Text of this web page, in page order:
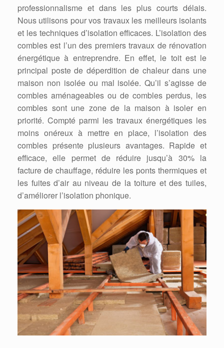
professionnalisme et dans les plus courts délais.
Nous utilisons pour vos travaux les meilleurs isolants
et les techniques d’isolation efficaces. L’isolation des
combles est l’un des premiers travaux de rénovation
énergétique à entreprendre. En effet, le toit est le
principal poste de déperdition de chaleur dans une
maison non isolée ou mal isolée. Qu’il s’agisse de
combles aménageables ou de combles perdus, les
combles sont une zone de la maison à isoler en
priorité. Compté parmi les travaux énergétiques les
moins onéreux à mettre en place, l’isolation des
combles présente plusieurs avantages. Rapide et
efficace, elle permet de réduire jusqu’à 30% la
facture de chauffage, réduire les ponts thermiques et
les fuites d’air au niveau de la toiture et des tuiles,
d’améliorer l’isolation phonique.